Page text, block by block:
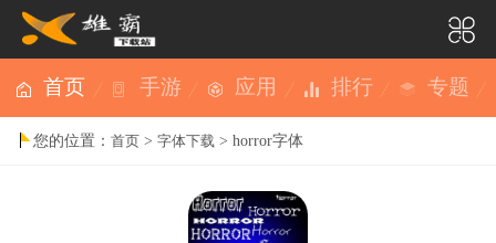
首页 手游 应用 排行 专题
您的位置：首页 >字体下载 > horror字体